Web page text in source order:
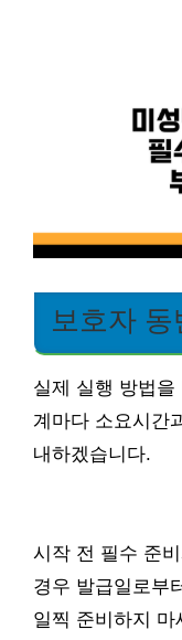
보호자
실제 실행 방법
계마다 소요시간
내하겠습니다.
시작 전 필수 준
경우 발급일로부
일찍 준비하지 마